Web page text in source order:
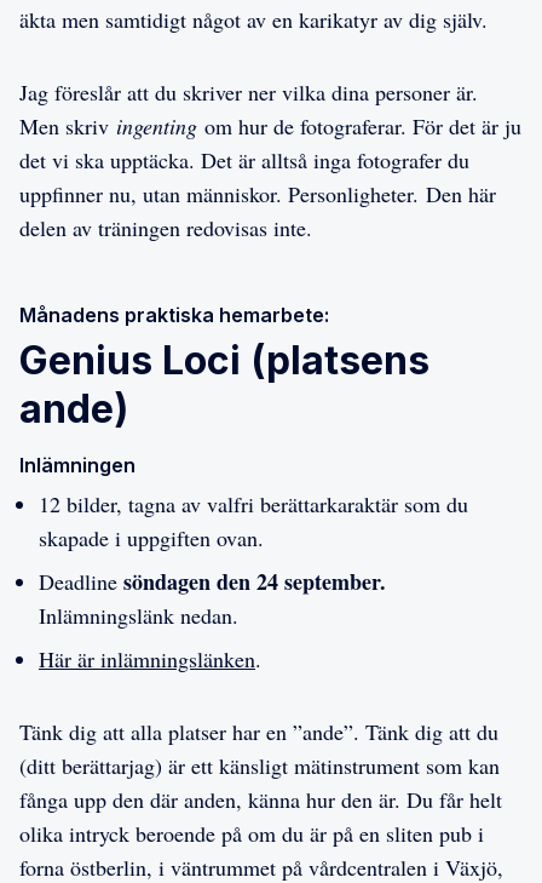
äkta men samtidigt något av en karikatyr av dig själv.
Jag föreslår att du skriver ner vilka dina personer är.
Men skriv ingenting om hur de fotograferar. För det är ju
det vi ska upptäcka. Det är alltså inga fotografer du
uppfinner nu, utan människor. Personligheter. Den här
delen av träningen redovisas inte.
Månadens praktiska hemarbete:
Genius Loci (platsens
ande)
Inlämningen
12 bilder, tagna av valfri berättarkaraktär som du
skapade i uppgiften ovan.
Deadline söndagen den 24 september.
Inlämningslänk nedan.
Här är inlämningslänken.
Tänk dig att alla platser har en ”ande”. Tänk dig att du
(ditt berättarjag) är ett känsligt mätinstrument som kan
fånga upp den där anden, känna hur den är. Du får helt
olika intryck beroende på om du är på en sliten pub i
forna östberlin, i väntrummet på vårdcentralen i Växjö,